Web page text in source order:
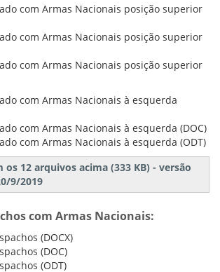
com Armas Nacionais posição superior
com Armas Nacionais posição superior
com Armas Nacionais posição superior
com Armas Nacionais à esquerda
com Armas Nacionais à esquerda (DOC)
com Armas Nacionais à esquerda (ODT)
os 12 arquivos acima (333 KB) - versão
9/2019
com Armas Nacionais:
(DOCX)
(DOC)
(ODT)